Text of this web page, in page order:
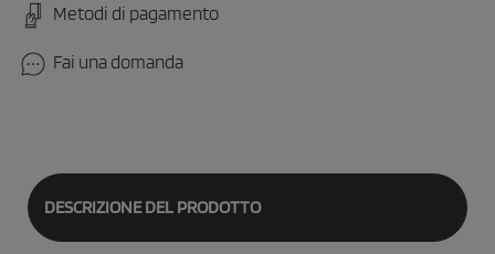
Metodi di pagamento
Fai una domanda
DESCRIZIONE DEL PRODOTTO